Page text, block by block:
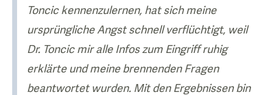
Toncic kennenzulernen, hat sich meine
ursprüngliche Angst schnell verflüchtigt, weil
Dr. Toncic mir alle Infos zum Eingriff ruhig
erklärte und meine brennenden Fragen
beantwortet wurden. Mit den Ergebnissen bin